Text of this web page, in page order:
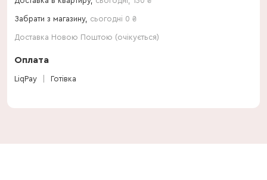
Забрати з магазину, сьогодні 0 ₴
Доставка Новою Поштою (очікується)
Оплата
LiqPay Готівка